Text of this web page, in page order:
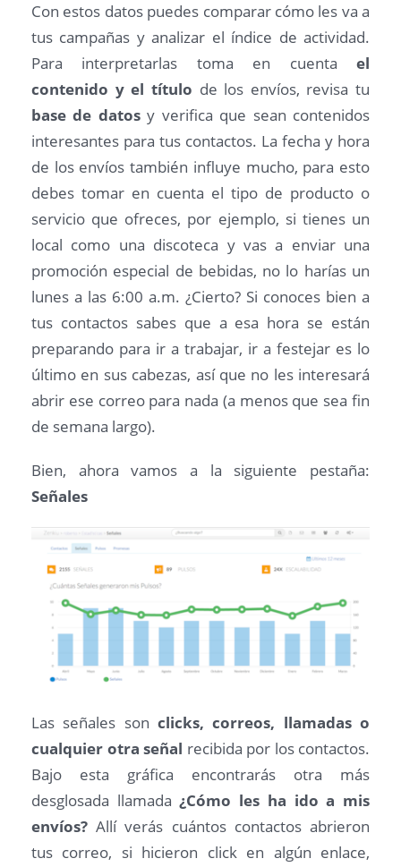
Con estos datos puedes comparar cómo les va a
tus campañas y analizar el índice de actividad.
Para interpretarlas toma en cuenta el
contenido y el título de los envíos, revisa tu
base de datosy verifica que sean contenidos
interesantes para tus contactos. La fecha y hora
de los envíos también influye mucho, para esto
debes tomar en cuenta el tipo de producto o
servicio que ofreces, por ejemplo, si tienes un
local como una discoteca y vas a enviar una
promoción especial de bebidas, no lo harías un
lunes a las 6:00 a.m. ¿Cierto? Si conoces bien a
tus contactos sabes que a esa hora se están
preparando para ir a trabajar, ir a festejar es lo
último en sus cabezas, así que no les interesará
abrir ese correo para nada (a menos que sea fin
de semana largo).
Bien, ahora vamos a la siguiente pestaña:
Señales
Las señales son clicks, correos, llamadas o
cualquier otra señal recibida por los contactos.
Bajo esta gráfica encontrarás otra más
desglosada llamada¿Cómo les ha ido a mis
envíos?Allí verás cuántos contactos abrieron
tus correo, si hicieron click en algún enlace,